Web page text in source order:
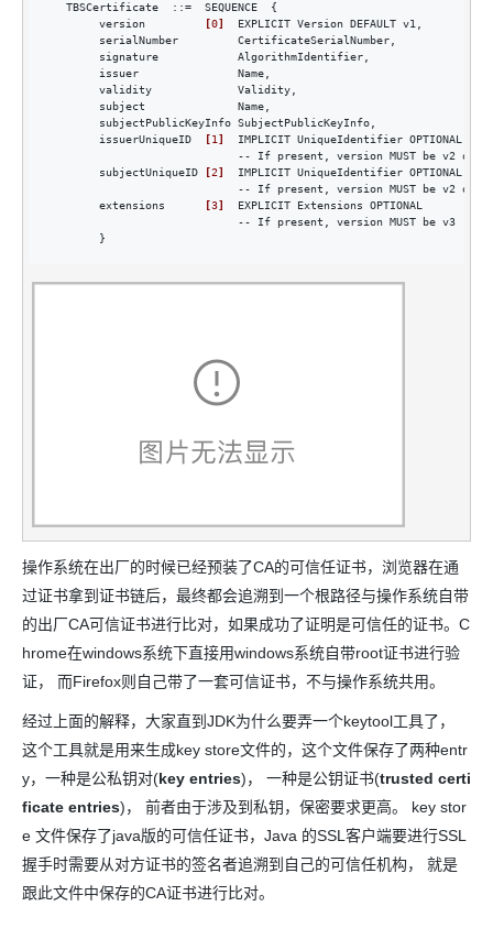
   TBSCertificate  ::
=
  SEQUENCE  {
        version
[0]
  EXPLICIT Version DEFAULT v1,
        serialNumber         CertificateSerialNumber
        signature            AlgorithmIdentifier
        issuer               Name
        validity             Validity
        subject              Name
        subjectPublicKeyInfo SubjectPublicKeyInfo
        issuerUniqueID
[1 ]
  IMPLICIT UniqueIdentifier OPTIONAL,
                             -- If present
version MUST be v2 or
        subjectUniqueID
[2]
  IMPLICIT UniqueIdentifier OPTIONAL,
                             -- If present
version MUST be v2 or
        extensions
[3]
  EXPLICIT Extensions OPTIONAL
                             -- If present
version MUST be v3
        }
操作系统在出厂的时候已经预装了CA的可信任证书，浏览器在通
过证书拿到证书链后，最终都会追溯到一个根路径与操作系统自带
的出厂CA可信证书进行比对，如果成功了证明是可信任的证书。C
hrome在windows系统下直接用windows系统自带root证书进行验
证， 而Firefox则自己带了一套可信证书，不与操作系统共用。
经过上面的解释，大家直到JDK为什么要弄一个keytool工具了，
这个工具就是用来生成key store文件的，这个文件保存了两种entr
y，一种是公私钥对(key entries)， 一种是公钥证书(trusted certi
ficate entries)， 前者由于涉及到私钥，保密要求更高。 key stor
e 文件保存了java版的可信任证书，Java 的SSL客户端要进行SSL
握手时需要从对方证书的签名者追溯到自己的可信任机构， 就是
跟此文件中保存的CA证书进行比对。